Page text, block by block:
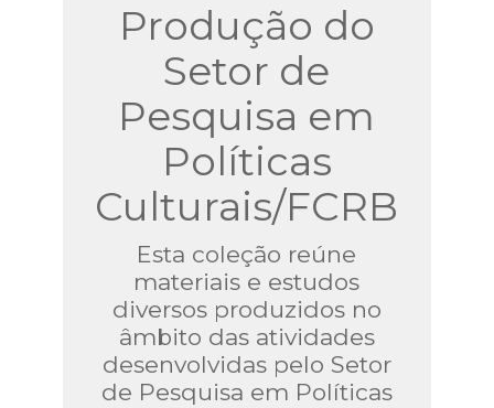
Produção do
Setor de
Pesquisa em
Políticas
Culturais/FCRB
Esta coleção reúne
materiais e estudos
diversos produzidos no
âmbito das atividades
desenvolvidas pelo Setor
de Pesquisa em Políticas